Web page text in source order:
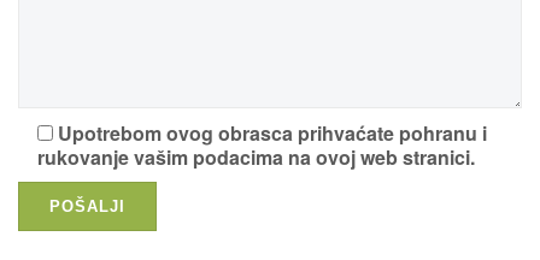
Upotrebom ovog obrasca prihvaćate pohranu i
rukovanje vašim podacima na ovoj web stranici.